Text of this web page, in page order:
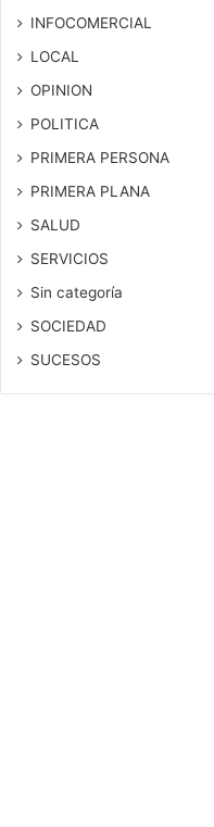
INFOCOMERCIAL
LOCAL
OPINION
POLITICA
PRIMERA PERSONA
PRIMERA PLANA
SALUD
SERVICIOS
Sin categoría
SOCIEDAD
SUCESOS